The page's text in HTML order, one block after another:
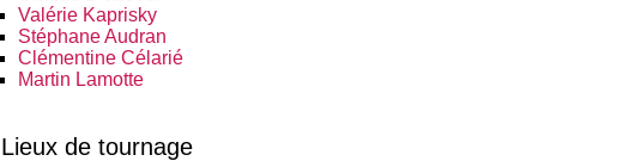
Valérie Kaprisky
Stéphane Audran
Clémentine Célarié
Martin Lamotte
Lieux de tournage